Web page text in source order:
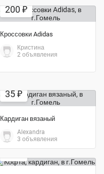
200 ₽
Кроссовки Adidas
Кристина
2 объявления
35 ₽
Кардиган вязаный
Alexandra
3 объявления
Экономия 60%